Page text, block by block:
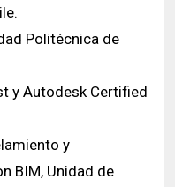
Politécnica de
y Autodesk Certified
y
BIM, Unidad de